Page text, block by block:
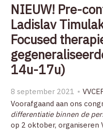
NIEUW! Pre-
Ladislav
Focused
14u-17u)
8 september 2021
Voorafgaand aan ons
differentiatie binnen de
op 2 oktober, organiseren